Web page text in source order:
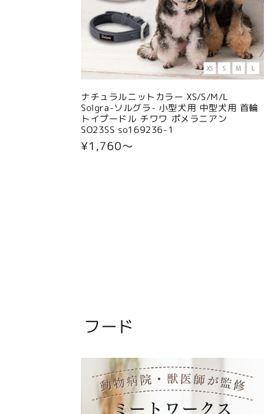
ナチュラルニットカラー XS/S/M/L
Solgra-ソルグラ- 小型犬用 中型犬用 首輪
トイプードル チワワ ポメラニアン
SO23SS so169236-1
通
¥1,760〜
フード